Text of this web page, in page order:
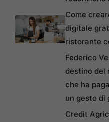
Come
digitale
ristorante
Federico
destino del
che ha
un gesto di
Credit